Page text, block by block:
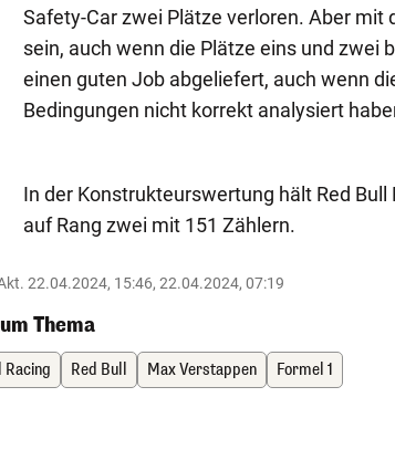
Safety-Car zwei Plätze verloren. Aber
sein, auch wenn die Plätze eins und zwei
einen guten Job abgeliefert, auch wenn
Bedingungen nicht korrekt analysiert
In der Konstrukteurswertung hält Red
auf Rang zwei mit 151 Zählern.
22.04.2024, 15:46, 22.04.2024, 07:19
Thema
Racing Red Bull Max Verstappen Formel 1